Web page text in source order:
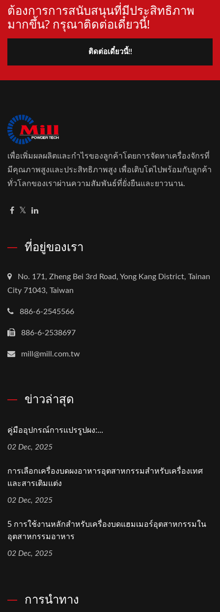
ต้องการการสนับสนุนที่มีประสิทธิภาพ
มากขึ้น? กรุณาติดต่อเดี๋ยวนี้!
ติดต่อเดี๋ยวนี้!!
เพื่อเพิ่มผลผลิตและกำไรของลูกค้าโดยการจัดหาเครื่องจักรที่
มีคุณภาพสูงและประสิทธิภาพสูง เพื่อเติบโตไปพร้อมกับลูกค้า
ทั่วโลกของเราผ่านความสัมพันธ์ที่ยั่งยืนและยาวนาน.
ที่อยู่ของเรา
No. 171, Zheng Bei 3rd Road, Yong Kang District, Tainan
City 71043, Taiwan
886-6-2545566
886-6-2538697
mill@mill.com.tw
ข่าวล่าสุด
คู่มืออุปกรณ์การแปรรูปผง:...
02 Dec, 2025
การเลือกเครื่องบดผงอาหารอุตสาหกรรมสำหรับเครื่องเทศ
และสารเติมแต่ง
02 Dec, 2025
5 การใช้งานหลักสำหรับเครื่องบดแฮมเมอร์อุตสาหกรรมใน
อุตสาหกรรมอาหาร
02 Dec, 2025
การนำทาง